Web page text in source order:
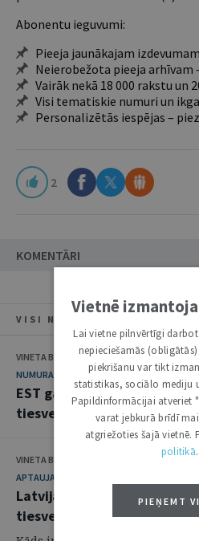
Abonentu ieguvumi:
Pieeja jaunākajam izdevumam
Neierobežota pieeja arhīvam
Vairāk nekā 18 000 rakstu un
Visi tematiskie numuri un
Personalizētās iespējas –
2
KOMENTĀRI
VISI NUMURA RAKSTI
VINETA BEI, ILONA ČEIČA
NUMURA TĒMA
EST gada pārskats – par
tiesvedībās
VINETA BEI, ILONA ČEIČA
APTAUJA
Latvijas pārstāvju skatījums
tiesvedību aktualitātēm
Vietnē
Lai vietne pilnvērtīgi
nepieciešamās
piekrišanu var tikt
statistikas, sociālo mediju
Papildinformācijai atveriet
varat jebkurā brīdī
atgriežoties šajā vietnē.
politikā.
PIEŅEMT